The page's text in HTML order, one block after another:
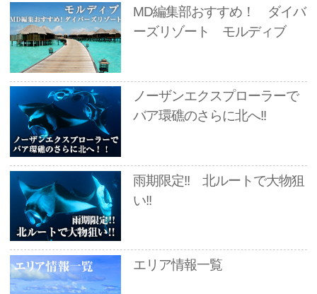
MD編集部おすすめ！ ダイバ
ーズリゾート モルディブ
ノーザンエクスプローラーで
バア環礁のさらに北へ!!
雨期限定!! 北ルートで大物狙
い!!
エリア情報一覧